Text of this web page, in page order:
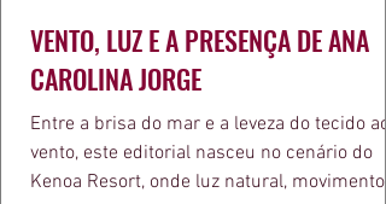
VENTO, LUZ E A PRESENÇA DE ANA
CAROLINA JORGE
Entre a brisa do mar e a leveza do tecido ao
vento, este editorial nasceu no cenário do
Kenoa Resort, onde luz natural, movimento e